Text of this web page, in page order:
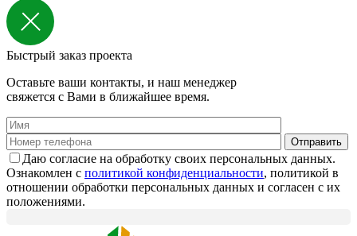
Быстрый заказ проекта
Оставьте ваши контакты, и наш менеджер
свяжется с Вами в ближайшее время.
Даю согласие на обработку своих персональных данных.
Ознакомлен с политикой конфиденциальности, политикой в
отношении обработки персональных данных и согласен с их
положениями.